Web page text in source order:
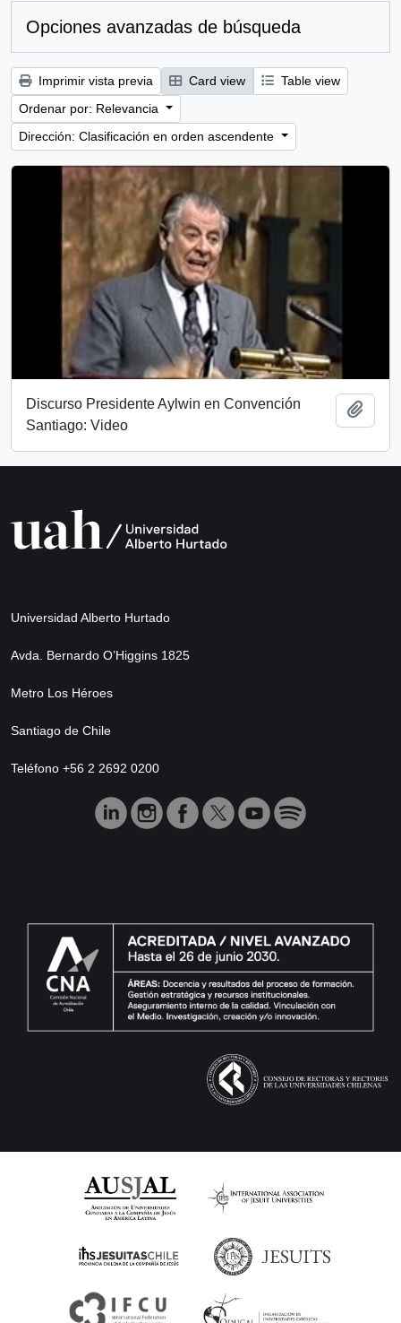
Opciones avanzadas de búsqueda
Imprimir vista previa Card view
Table view
Ordenar por: Relevancia
Dirección: Clasificación en orden ascendente
Discurso Presidente Aylwin en Convención
Santiago: Video
Universidad Alberto Hurtado
Avda. Bernardo O’Higgins 1825
Metro Los Héroes
Santiago de Chile
Teléfono +56 2 2692 0200